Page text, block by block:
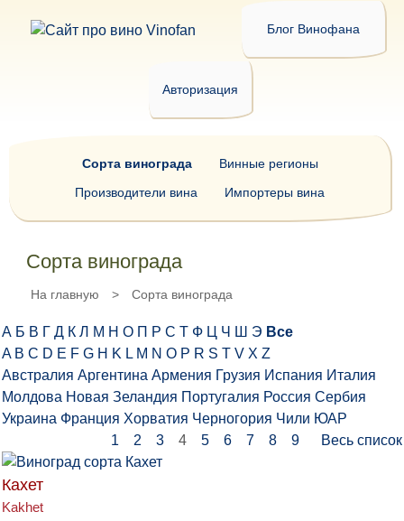
Блог Винофана
Авторизация
Сорта винограда
На главную > Сорта винограда
А Б В Г Д К Л М Н О П Р С Т Ф Ц Ч Ш Э Все
A B C D E F G H K L M N O P R S T V X Z
Австралия Аргентина Армения Грузия Испания Италия
Молдова Новая Зеландия Португалия Россия Сербия
Украина Франция Хорватия Черногория Чили ЮАР
1
2 3 4 5 6 7 8 9 Весь список
Кахет
Kakhet
Сорта винограда
Винные регионы
Производители вина
Импортеры вина